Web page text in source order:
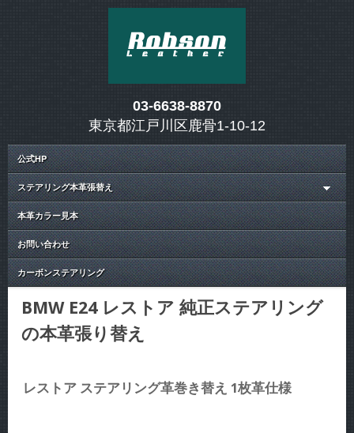
03-6638-8870
東京都江戸川区鹿骨1-10-12
公式HP
ステアリング本革張替え
本革カラー見本
お問い合わせ
カーボンステアリング
BMW E24 レストア 純正ステアリング
の本革張り替え
レストア ステアリング革巻き替え 1枚革仕様